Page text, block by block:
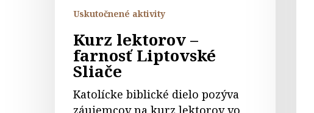
Uskutočnené aktivity
Kurz lektorov –
farnosť Liptovské
Sliače
Katolícke biblické dielo pozýva
záujemcov na kurz lektorov vo